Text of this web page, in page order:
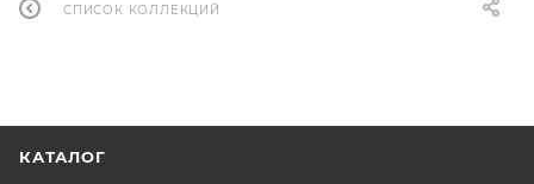
СПИСОК КОЛЛЕКЦИЙ
КАТАЛОГ